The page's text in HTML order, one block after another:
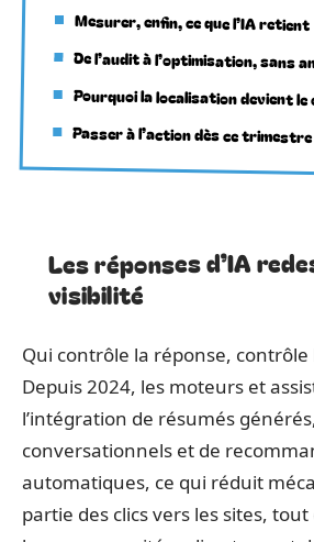
Mesurer, enfin, ce que l’IA retient
De l’audit à l’optimisation, sans
Pourquoi la localisation devient le
Passer à l’action dès ce trimestre
Les réponses d’IA
visibilité
Qui contrôle la réponse, contrôle
Depuis 2024, les moteurs et
l’intégration de résumés
conversationnels et de
automatiques, ce qui réduit
partie des clics vers les sites,